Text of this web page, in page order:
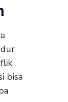
bisa